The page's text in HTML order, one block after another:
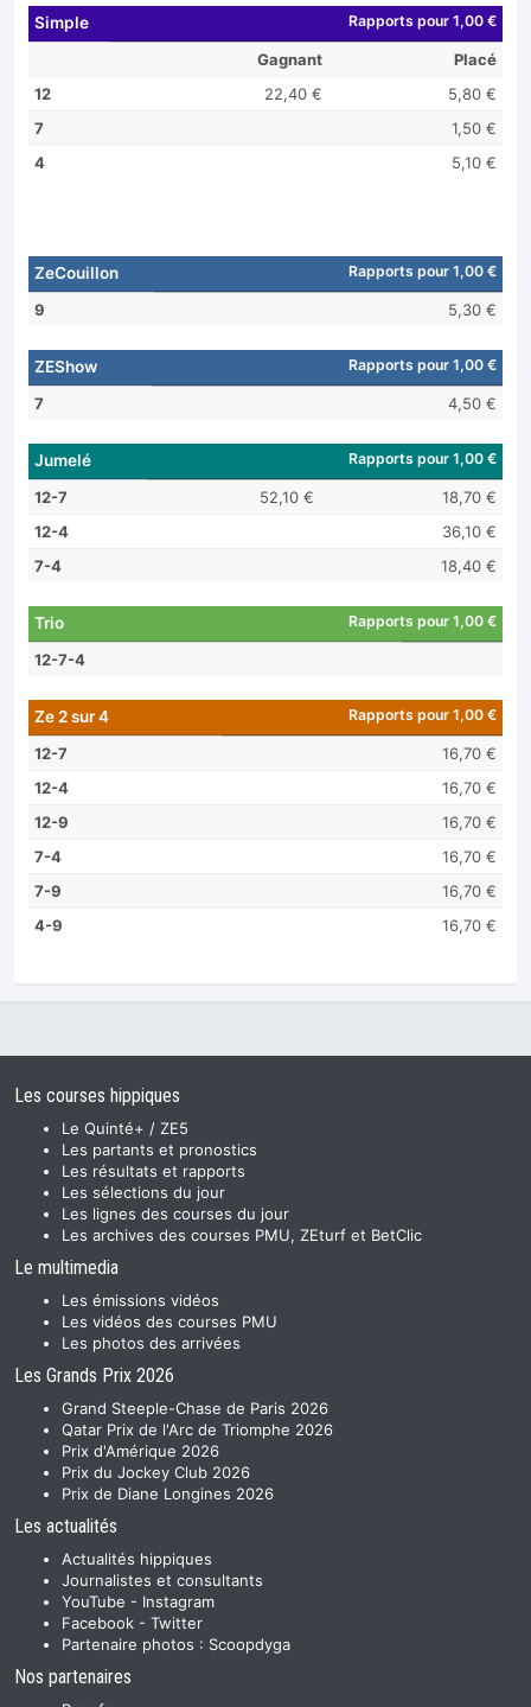
Simple Rapports pour 1,00 €
Gagnant
Placé
12
22,40 €
5,80 €
7
1,50 €
4
5,10 €
ZeCouillon Rapports pour 1,00 €
9 5,30 €
ZEShow Rapports pour 1,00 €
7 4,50 €
Jumelé Rapports pour 1,00 €
12-7 52,10 €
18,70 €
12-4
36,10 €
7-4
18,40 €
Trio Rapports pour 1,00 €
12-7-4
Ze 2 sur 4 Rapports pour 1,00 €
12-7
16,70 €
12-4
16,70 €
12-9
16,70 €
7-4
16,70 €
7-9
16,70 €
4-9
16,70 €
Les courses hippiques
Le Quinté+ / ZE5
Les partants et pronostics
Les résultats et rapports
Les sélections du jour
Les lignes des courses du jour
Les archives des courses PMU, ZEturf et BetClic
Le multimedia
Les émissions vidéos
Les vidéos des courses PMU
Les photos des arrivées
Les Grands Prix 2026
Grand Steeple-Chase de Paris 2026
Qatar Prix de l'Arc de Triomphe 2026
Prix d'Amérique 2026
Prix du Jockey Club 2026
Prix de Diane Longines 2026
Les actualités
Actualités hippiques
Journalistes et consultants
YouTube - Instagram
Facebook - Twitter
Partenaire photos : Scoopdyga
Nos partenaires